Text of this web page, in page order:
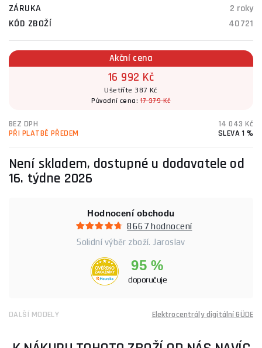
ZÁRUKA
2 roky
KÓD ZBOŽÍ
40721
Akční cena
16 992 Kč
Ušetříte 387 Kč
Původní cena:17 379 Kč
BEZ DPH
14 043 Kč
PŘI PLATBĚ PŘEDEM
SLEVA 1 %
Není skladem, dostupné u dodavatele od
16. týdne 2026
Hodnocení obchodu
8667 hodnocení
Solidní výběr zboží. Jaroslav
95 %
doporučuje
DALŠÍ MODELY Elektrocentrály digitální GÜDE